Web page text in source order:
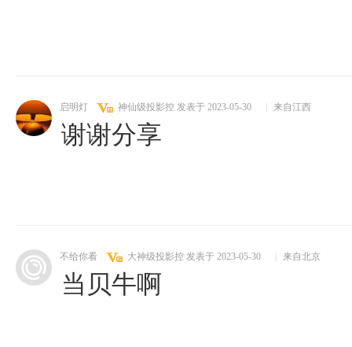
启明灯 神仙级投影控 发表于 2023-05-30 来自江西
谢谢分享
不给你看 大神级投影控 发表于 2023-05-30 来自北京
当贝牛啊